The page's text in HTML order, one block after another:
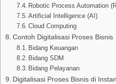
Robotic Process Automation
Artificial Intelligence (AI)
Cloud Computing
Contoh Digitalisasi Proses Bisnis
Bidang Keuangan
Bidang SDM
Bidang Pelayanan
Digitalisasi Proses Bisnis di